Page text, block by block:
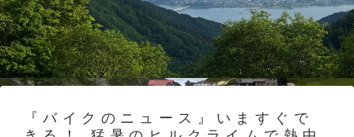
『バイクのニュース』いますぐで